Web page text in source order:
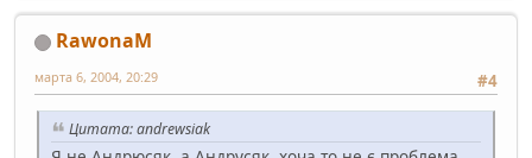
RawonaM
#4
марта 6, 2004, 20:29
Цитата: andrewsiak